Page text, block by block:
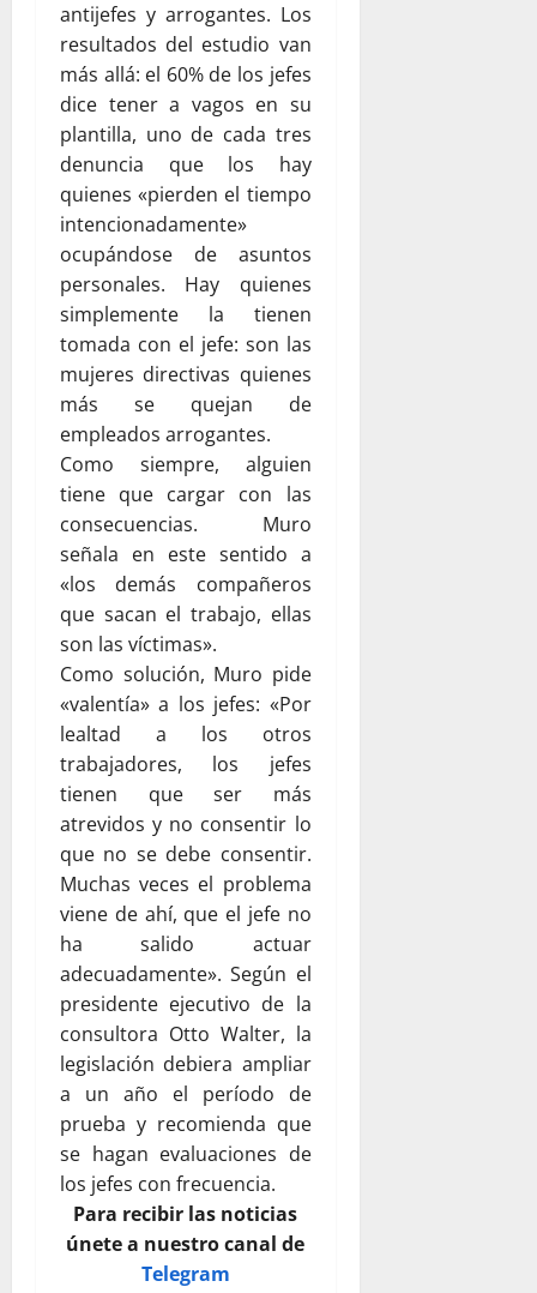
antijefes y arrogantes. Los
resultados del estudio van
más allá: el 60% de los jefes
dice tener a vagos en su
plantilla, uno de cada tres
denuncia que los hay
quienes «pierden el tiempo
intencionadamente»
ocupándose de asuntos
personales. Hay quienes
simplemente la tienen
tomada con el jefe: son las
mujeres directivas quienes
más se quejan de
empleados arrogantes.
Como siempre, alguien
tiene que cargar con las
consecuencias. Muro
señala en este sentido a
«los demás compañeros
que sacan el trabajo, ellas
son las víctimas».
Como solución, Muro pide
«valentía» a los jefes: «Por
lealtad a los otros
trabajadores, los jefes
tienen que ser más
atrevidos y no consentir lo
que no se debe consentir.
Muchas veces el problema
viene de ahí, que el jefe no
ha salido actuar
adecuadamente». Según el
presidente ejecutivo de la
consultora Otto Walter, la
legislación debiera ampliar
a un año el período de
prueba y recomienda que
se hagan evaluaciones de
los jefes con frecuencia.
Para recibir las noticias
únete a nuestro canal de
Telegram